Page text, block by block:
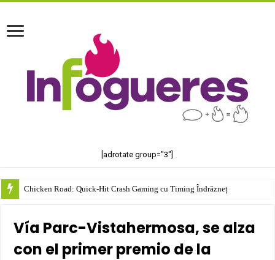
[adrotate group="3"]
Chicken Road: Quick‑Hit Crash Gaming cu Timing Îndrăzneț
Vía Parc-Vistahermosa, se alza
con el primer premio de la